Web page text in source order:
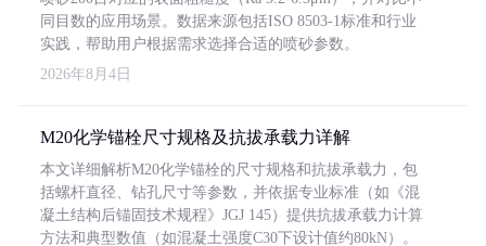
同目数的应用场景。数据来源包括ISO 8503-1标准和行业
实践，帮助用户根据需求选择合适的喷砂参数。
2026年8月4日
M20化学锚栓尺寸规格及抗拔承载力详解
本文详细解析M20化学锚栓的尺寸规格和抗拔承载力，包
括螺杆直径、钻孔尺寸等参数，并依据专业标准（如《混
凝土结构后锚固技术规程》JGJ 145）提供抗拔承载力计算
方法和典型数值（如混凝土强度C30下设计值约80kN）。